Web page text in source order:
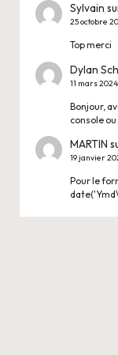
Sylvain
25 octobre
Top merci
Dylan
11 mars 2024
Bonjour,
console ou
MARTIN
19 janvier
Pour le